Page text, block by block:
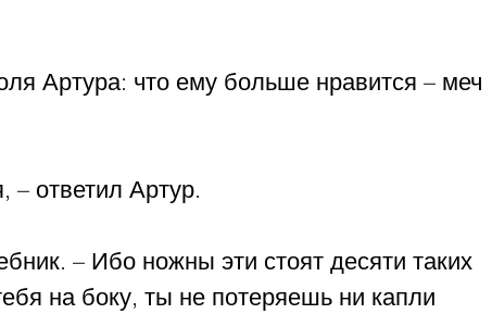
Артура: что ему больше нравится – меч
ответил Артур.
– Ибо ножны эти стоят десяти таких
на боку, ты не потеряешь ни капли